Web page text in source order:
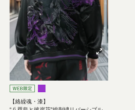
【絡繰魂・漆】